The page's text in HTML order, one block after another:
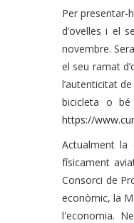
Per presentar-
d’ovelles i el
novembre.
el seu ramat
l’autenticitat
bicicleta o
https://
Actualment la
físicament
Consorci de
econòmic, la
l'economia.